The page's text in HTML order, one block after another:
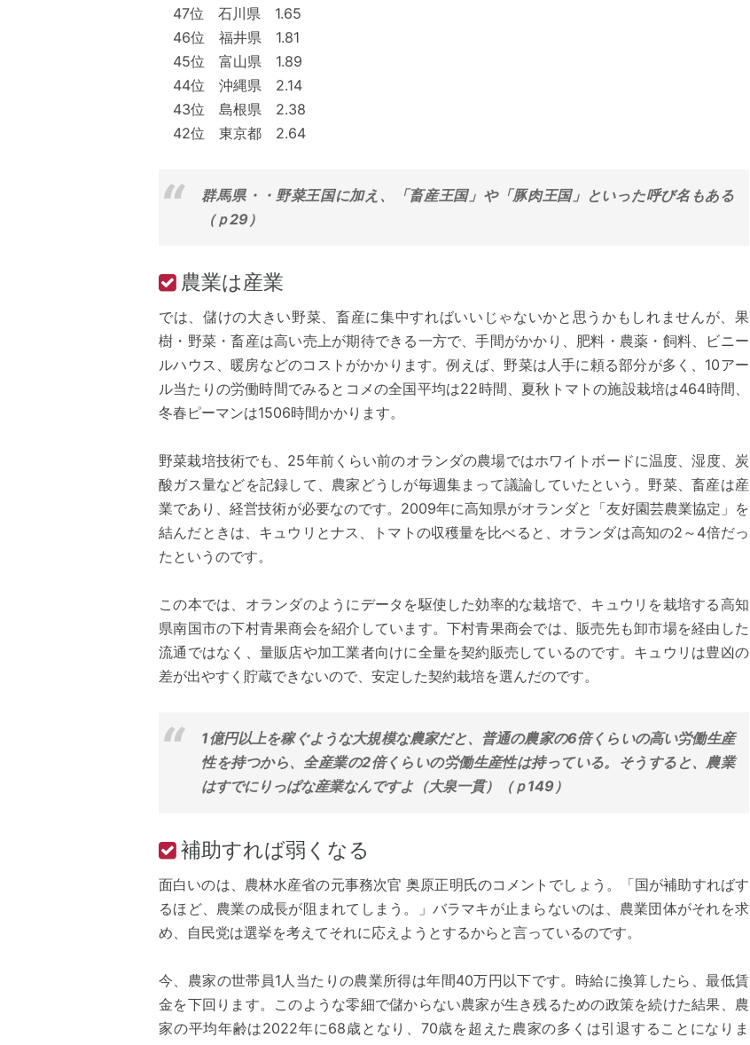
47位 石川県 1.65
46位 福井県 1.81
45位 富山県 1.89
44位 沖縄県 2.14
43位 島根県 2.38
42位 東京都 2.64
群馬県・・野菜王国に加え、「畜産王国」や「豚肉王国」といった呼び名もある
（ｐ29）
農業は産業
では、儲けの大きい野菜、畜産に集中すればいいじゃないかと思うかもしれませんが、果
樹・野菜・畜産は高い売上が期待できる一方で、手間がかかり、肥料・農薬・飼料、ビニー
ルハウス、暖房などのコストがかかります。例えば、野菜は人手に頼る部分が多く、10アー
ル当たりの労働時間でみるとコメの全国平均は22時間、夏秋トマトの施設栽培は464時間、
冬春ピーマンは1506時間かかります。
野菜栽培技術でも、25年前くらい前のオランダの農場ではホワイトボードに温度、湿度、炭
酸ガス量などを記録して、農家どうしが毎週集まって議論していたという。野菜、畜産は産
業であり、経営技術が必要なのです。2009年に高知県がオランダと「友好園芸農業協定」を
結んだときは、キュウリとナス、トマトの収穫量を比べると、オランダは高知の2～4倍だっ
たというのです。
この本では、オランダのようにデータを駆使した効率的な栽培で、キュウリを栽培する高知
県南国市の下村青果商会を紹介しています。下村青果商会では、販売先も卸市場を経由した
流通ではなく、量販店や加工業者向けに全量を契約販売しているのです。キュウリは豊凶の
差が出やすく貯蔵できないので、安定した契約栽培を選んだのです。
1億円以上を稼ぐような大規模な農家だと、普通の農家の6倍くらいの高い労働生産
性を持つから、全産業の2倍くらいの労働生産性は持っている。そうすると、農業
はすでにりっぱな産業なんですよ（大泉一貫）（ｐ149）
補助すれば弱くなる
面白いのは、農林水産省の元事務次官 奥原正明氏のコメントでしょう。「国が補助すればす
るほど、農業の成長が阻まれてしまう。」バラマキが止まらないのは、農業団体がそれを求
め、自民党は選挙を考えてそれに応えようとするからと言っているのです。
今、農家の世帯員1人当たりの農業所得は年間40万円以下です。時給に換算したら、最低賃
金を下回ります。このような零細で儲からない農家が生き残るための政策を続けた結果、農
家の平均年齢は2022年に68歳となり、70歳を超えた農家の多くは引退することになりま